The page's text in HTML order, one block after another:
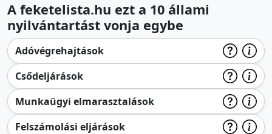
A feketelista.hu ezt a 10 állami
nyilvántartást vonja egybe
Adóvégrehajtások
Csődeljárások
Munkaügyi elmarasztalások
Felszámolási eljárások